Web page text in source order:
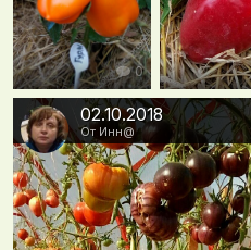
0
02.10.2018
От Инн@